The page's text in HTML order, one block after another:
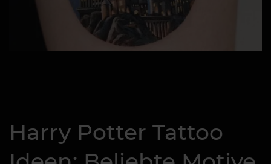
Harry Potter Tattoo